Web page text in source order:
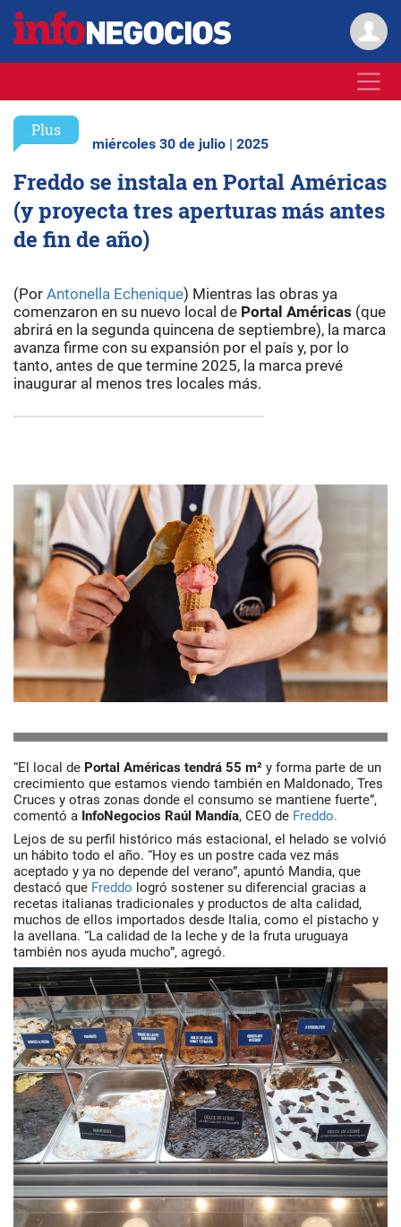
Plus
miércoles 30 de julio | 2025
Freddo se instala en Portal Américas
(y proyecta tres aperturas más antes
de fin de año)
(Por Antonella Echenique) Mientras las obras ya
comenzaron en su nuevo local de Portal Américas (que
abrirá en la segunda quincena de septiembre), la marca
avanza firme con su expansión por el país y, por lo
tanto, antes de que termine 2025, la marca prevé
inaugurar al menos tres locales más.
“El local de Portal Américas tendrá 55 m² y forma parte de un
crecimiento que estamos viendo también en Maldonado, Tres
Cruces y otras zonas donde el consumo se mantiene fuerte”,
comentó a InfoNegocios Raúl Mandía, CEO de Freddo.
Lejos de su perfil histórico más estacional, el helado se volvió
un hábito todo el año. “Hoy es un postre cada vez más
aceptado y ya no depende del verano”, apuntó Mandia, que
destacó que Freddo logró sostener su diferencial gracias a
recetas italianas tradicionales y productos de alta calidad,
muchos de ellos importados desde Italia, como el pistacho y
la avellana. “La calidad de la leche y de la fruta uruguaya
también nos ayuda mucho”, agregó.